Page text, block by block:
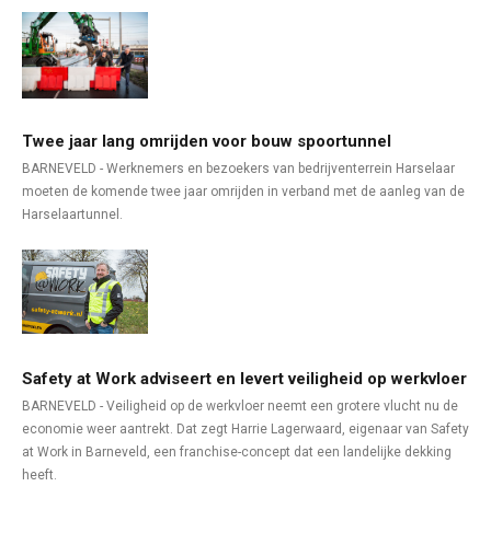
Twee jaar lang omrijden voor bouw spoortunnel
BARNEVELD - Werknemers en bezoekers van bedrijventerrein Harselaar
moeten de komende twee jaar omrijden in verband met de aanleg van de
Harselaartunnel.
Safety at Work adviseert en levert veiligheid op werkvloer
BARNEVELD - Veiligheid op de werkvloer neemt een grotere vlucht nu de
economie weer aantrekt. Dat zegt Harrie Lagerwaard, eigenaar van Safety
at Work in Barneveld, een franchise-concept dat een landelijke dekking
heeft.